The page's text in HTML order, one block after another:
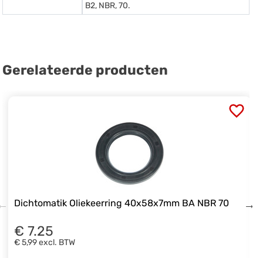
B2, NBR, 70.
Gerelateerde producten
Dichtomatik Oliekeerring 40x58x7mm BA NBR 70
€ 7.25
€ 5,99excl. BTW